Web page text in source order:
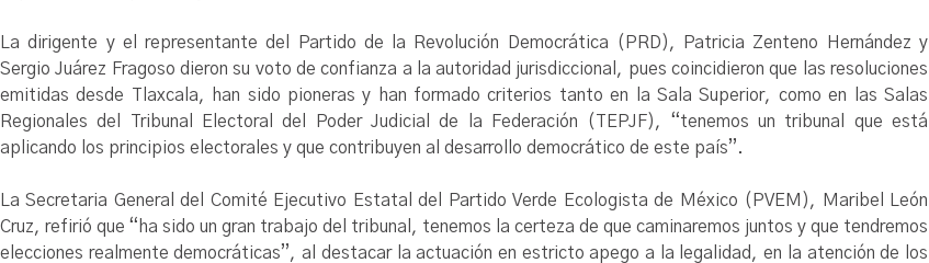
La dirigente y el representante del Partido de la Revolución Democrática (PRD), Patricia Zenteno Hernández y
Sergio Juárez Fragoso dieron su voto de confianza a la autoridad jurisdiccional, pues coincidieron que las resoluciones
emitidas desde Tlaxcala, han sido pioneras y han formado criterios tanto en la Sala Superior, como en las Salas
Regionales del Tribunal Electoral del Poder Judicial de la Federación (TEPJF), “tenemos un tribunal que está
aplicando los principios electorales y que contribuyen al desarrollo democrático de este país”.
La Secretaria General del Comité Ejecutivo Estatal del Partido Verde Ecologista de México (PVEM), Maribel León
Cruz, refirió que “ha sido un gran trabajo del tribunal, tenemos la certeza de que caminaremos juntos y que tendremos
elecciones realmente democráticas”, al destacar la actuación en estricto apego a la legalidad, en la atención de los